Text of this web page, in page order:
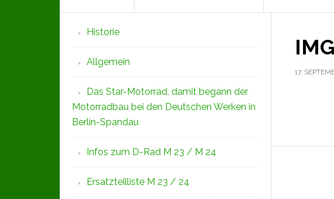
17.
Seitenspalte
Historie
Allgemein
Das Star-Motorrad, damit begann der
Motorradbau bei den Deutschen Werken in
Berlin-Spandau
Infos zum D-Rad M 23 / M 24
Ersatzteilliste M 23 / 24